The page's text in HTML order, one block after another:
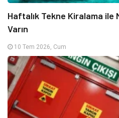
Haftalık Tekne Kiralama ile
Varın
10 Tem 2026, Cum